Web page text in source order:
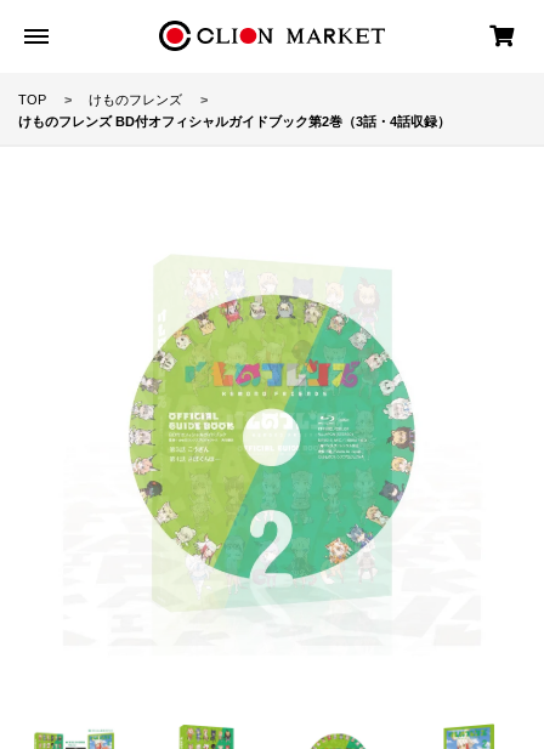
TOP
けものフレンズ
けものフレンズ BD付オフィシャルガイドブック第2巻（3話・4話収録）